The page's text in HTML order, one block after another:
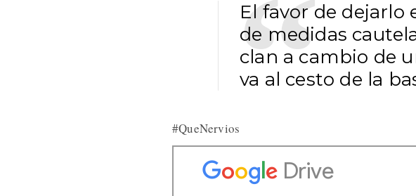
El favor de dejarlo
de medidas
clan a cambio de
va al cesto de la
#QueNervios